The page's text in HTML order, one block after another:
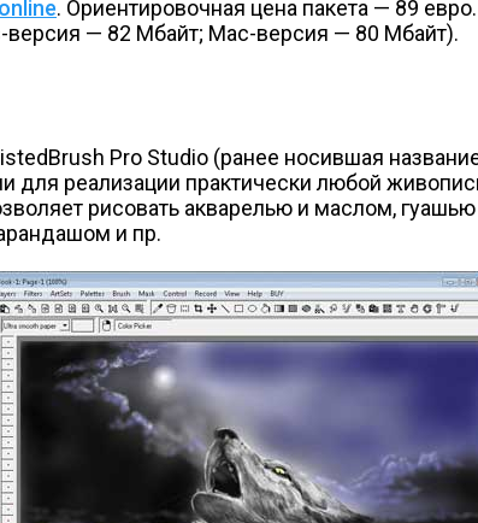
. Ориентировочная цена пакета — 89
версия — 82 Мбайт; Mac-версия — 80 Мбайт).
Pro Studio (ранее носившая
реализации практически любой
рисовать акварелью и маслом,
и пр.